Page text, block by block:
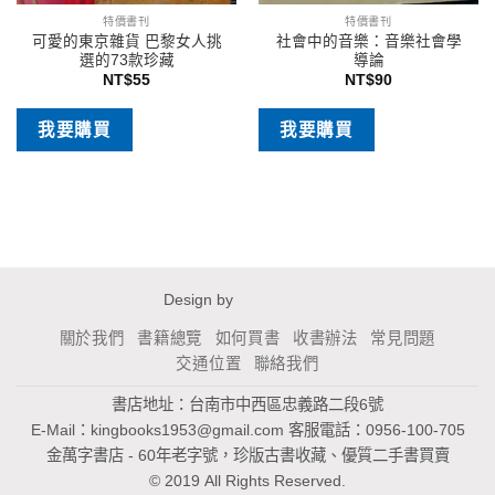
特價書刊
可愛的東京雜貨 巴黎女人挑
選的73款珍藏
NT$55
我要購買
特價書刊
社會中的音樂：音樂社會學
導論
NT$90
我要購買
Design by
關於我們 書籍總覽 如何買書 收書辦法
常見問題
交通位置
聯絡我們
書店地址：台南市中西區忠義路二段6號
E-Mail： kingbooks1953@gmail.com 客服電話：0956-100-705
金萬字書店 - 60年老字號，珍版古書收藏、優質二手書買賣
© 2019 All Rights Reserved.